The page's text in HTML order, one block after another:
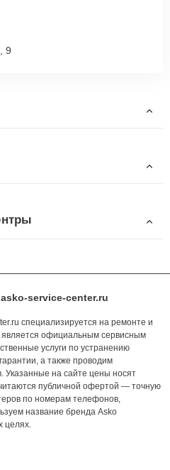
9
service-center.ru
специализируется на ремонте и
является официальным сервисным
услуги по устранению
а также проводим
Указанные на сайте цены носят
публичной офертой — точную
по номерам телефонов,
название бренда Asko
целях.